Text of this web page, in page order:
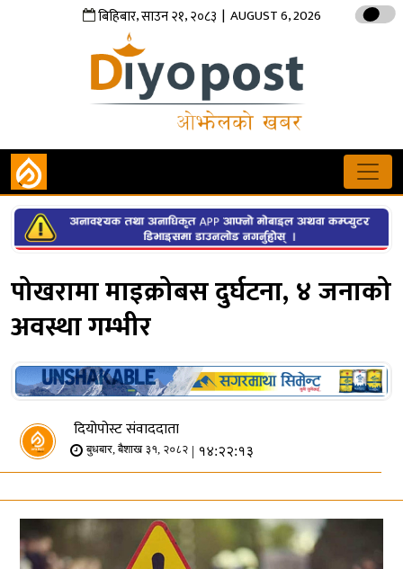
बिहिबार,साउन२१,२०८३ | AUGUST 6, 2026
पोखरामा माइक्रोबस दुर्घटना, ४ जनाको
अवस्था गम्भीर
दियोपोस्ट संवाददाता
बुधबार, बैशाख ३१, २०८२ | १४:२२:१३